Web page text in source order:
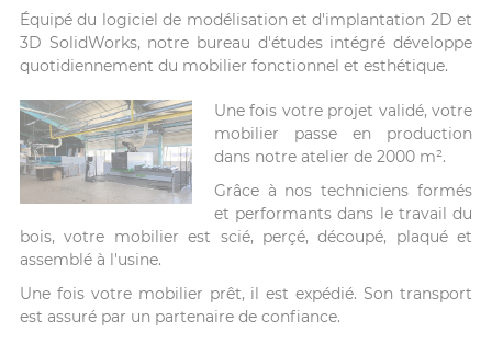
Équipé du logiciel de modélisation et d'implantation 2D et
3D SolidWorks, notre bureau d'études intégré développe
quotidiennement du mobilier fonctionnel et esthétique.
Une fois votre projet validé, votre
mobilier passe en production
dans notre atelier de 2000 m².
Grâce à nos techniciens formés
et performants dans le travail du
bois, votre mobilier est scié, perçé, découpé, plaqué et
assemblé à l'usine.
Une fois votre mobilier prêt, il est expédié. Son transport
est assuré par un partenaire de confiance.